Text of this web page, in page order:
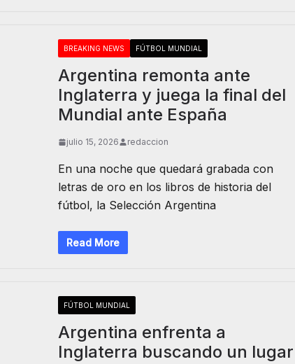
BREAKING NEWS FÚTBOL MUNDIAL
Argentina remonta ante
Inglaterra y juega la final del
Mundial ante España
julio 15, 2026 redaccion
En una noche que quedará grabada con
letras de oro en los libros de historia del
fútbol, la Selección Argentina
Read More
FÚTBOL MUNDIAL
Argentina enfrenta a
Inglaterra buscando un lugar